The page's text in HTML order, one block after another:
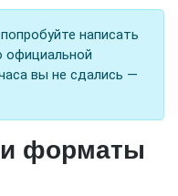
написать
официальной
вы не сдались —
форматы